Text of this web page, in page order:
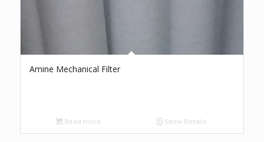
Amine Mechanical Filter
Read more Show Details